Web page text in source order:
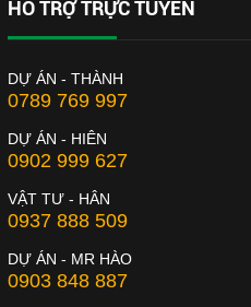
HỖ TRỢ TRỰC TUYẾN
DỰ ÁN - THÀNH
0789 769 997
DỰ ÁN - HIÊN
0902 999 627
VẬT TƯ - HÂN
0937 888 509
DỰ ÁN - MR HÀO
0903 848 887